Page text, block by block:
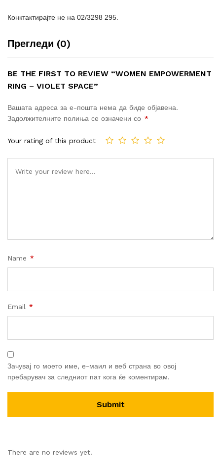
Конктактирајте не на 02/3298 295.
Прегледи (0)
BE THE FIRST TO REVIEW “WOMEN EMPOWERMENT
RING – VIOLET SPACE”
Вашата адреса за е-пошта нема да биде објавена.
Задолжителните полиња се означени со *
Your rating of this product
Name *
Email *
Зачувај го моето име, е-маил и веб страна во овој
пребарувач за следниот пат кога ќе коментирам.
There are no reviews yet.